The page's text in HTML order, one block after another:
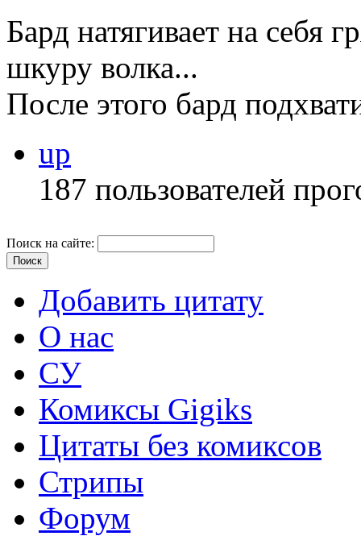
Бард натягивает на себя
шкуру волка...
После этого бард
up
187 пользователей
Поиск на сайте:
Добавить цитату
О нас
СУ
Комиксы Gigiks
Цитаты без комиксов
Стрипы
Форум